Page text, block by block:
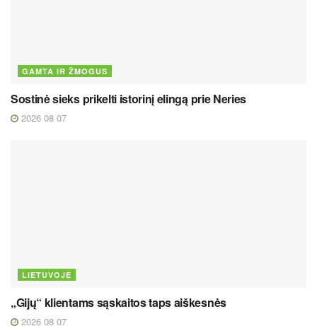
GAMTA IR ŽMOGUS
Sostinė sieks prikelti istorinį elingą prie Neries
2026 08 07
LIETUVOJE
„Gijų“ klientams sąskaitos taps aiškesnės
2026 08 07